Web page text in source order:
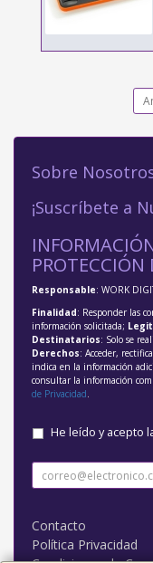
Sobre
¡Suscríbete a
PROTECCIÓN
Responsable: WORK
Finalidad: Responder las
información solicitada;
Destinatarios: Solo se
Derechos: Acceder,
indica en la información
consultar la información
de Privacidad.
He leído y acepto
Contacto
Política Privacidad